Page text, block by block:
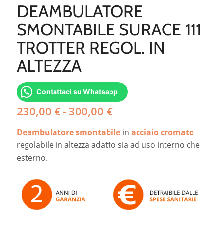
DEAMBULATORE
SMONTABILE SURACE 111
TROTTER REGOL. IN
ALTEZZA
Contattaci su Whatsapp
230,00 €-300,00 €Fascia
prezzo:
da
300,00 €
Deambulatore smontabilein acciaio cromato
regolabile in altezza adatto sia ad uso interno che
esterno.